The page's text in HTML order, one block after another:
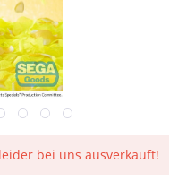
bei uns ausverkauft!